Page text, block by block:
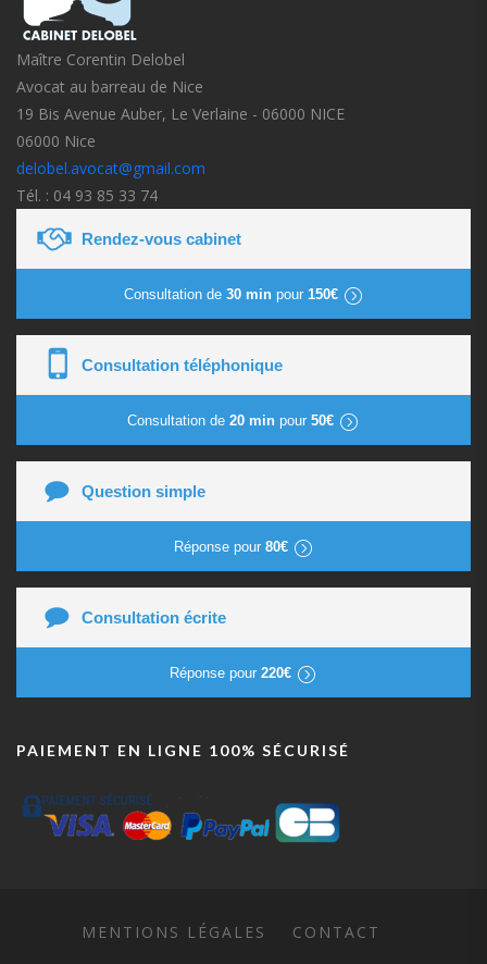
Maître Corentin Delobel
Avocat au barreau de Nice
19 Bis Avenue Auber, Le Verlaine - 06000 NICE
06000 Nice
delobel.avocat@gmail.com
Tél. : 04 93 85 33 74
Rendez-vous cabinet
Consultation de 30 minpour 150€
Consultation téléphonique
Consultation de 20 min pour 50€
Question simple
Réponse pour 80€
Consultation écrite
Réponse pour 220€
PAIEMENT EN LIGNE 100% SÉCURISÉ
MENTIONS LÉGALES CONTACT